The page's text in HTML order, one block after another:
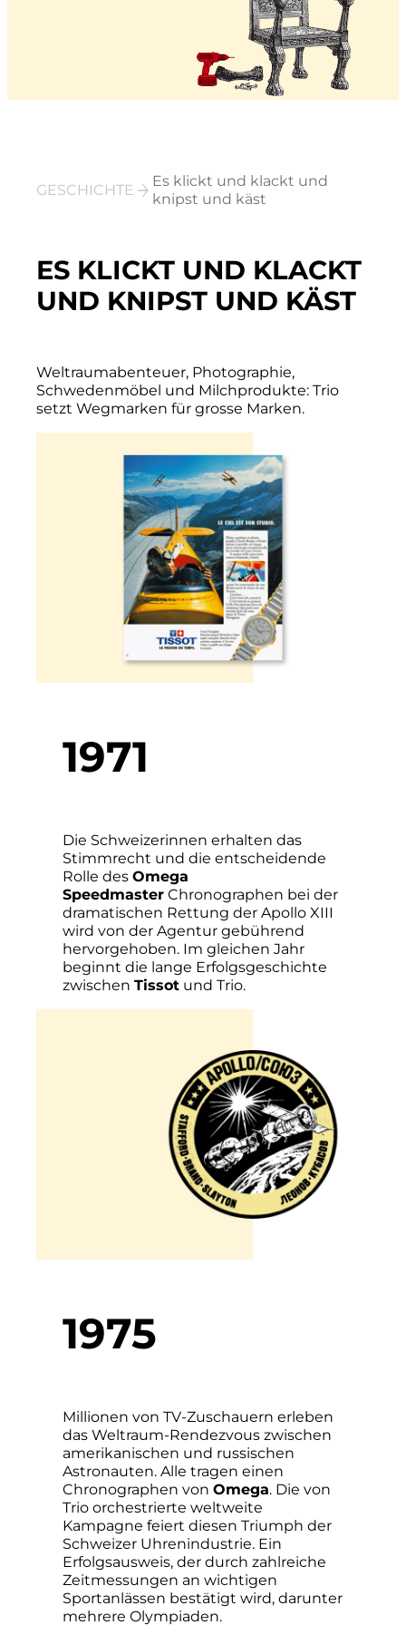
GESCHICHTE
Es klickt und klackt und
knipst und käst
ES KLICKT UND KLACKT
UND KNIPST UND KÄST
Weltraumabenteuer, Photographie,
Schwedenmöbel und Milchprodukte: Trio
setzt Wegmarken für grosse Marken.
1971
Die Schweizerinnen erhalten das
Stimmrecht und die entscheidende
Rolle desOmega
Speedmaster Chronographen bei der
dramatischen Rettung der Apollo XIII
wird von der Agentur gebührend
hervorgehoben. Im gleichen Jahr
beginnt die lange Erfolgsgeschichte
zwischenTissot und Trio.
1975
Millionen von TV-Zuschauern erleben
das Weltraum-Rendezvous zwischen
amerikanischen und russischen
Astronauten. Alle tragen einen
Chronographen vonOmega. Die von
Trio orchestrierte weltweite
Kampagne feiert diesen Triumph der
Schweizer Uhrenindustrie. Ein
Erfolgsausweis, der durch zahlreiche
Zeitmessungen an wichtigen
Sportanlässen bestätigt wird, darunter
mehrere Olympiaden.